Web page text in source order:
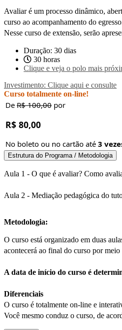
Avaliar é um processo dinâmico,
curso ao acompanhamento do
Nesse curso de extensão, serão
Duração: 30 dias
30 horas
Clique e veja o polo mais
Investimento: Clique aqui e consulte
Curso totalmente on-line!
De R$ 100,00 por
R$ 80,00
No boleto ou no cartão até 3
Estrutura do Programa / Metodologia
Aula 1 - O que é avaliar? Como
Aula 2 - Mediação pedagógica do
Metodologia:
O curso está organizado em duas
acontecerá ao final do curso por
A data de início do curso é
Diferenciais
O curso é totalmente on-line e
Você mesmo conduz o curso, de